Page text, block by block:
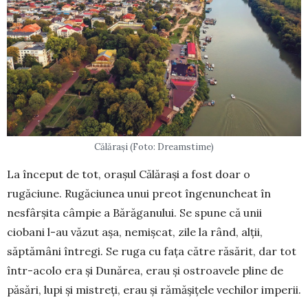
Călărași (Foto: Dreamstime)
La început de tot, orașul Călărași a fost doar o
rugăciune. Rugăciunea unui preot înge­nuncheat în
nesfârșita câmpie a Bărăga­nu­lui. Se spune că unii
ciobani l-au văzut așa, ne­miș­cat, zile la rând, alții,
săptămâni întregi. Se ruga cu fața către răsărit, dar tot
într-acolo era și Dunărea, erau și ostroavele pline de
păsări, lupi și mistreți, erau și rămășițele vechilor imperii.